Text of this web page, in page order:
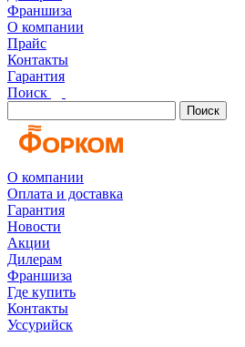
Франшиза
О компании
Прайс
Контакты
Гарантия
Поиск
Поиск
О компании
Оплата и доставка
Гарантия
Новости
Акции
Дилерам
Франшиза
Где купить
Контакты
Уссурийск